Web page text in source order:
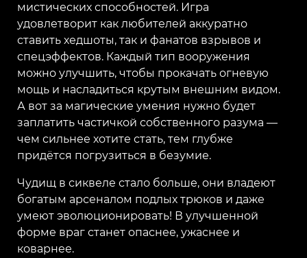
мистических способностей. Игра
удовлетворит как любителей аккуратно
ставить хедшоты, так и фанатов взрывов и
спецэффектов. Каждый тип вооружения
можно улучшить, чтобы прокачать огневую
мощь и насладиться крутым внешним видом.
А вот за магические умения нужно будет
заплатить частичкой собственного разума —
чем сильнее хотите стать, тем глубже
придётся погрузиться в безумие.
Чудищ в сиквеле стало больше, они владеют
богатым арсеналом подлых трюков и даже
умеют эволюционировать! В улучшенной
форме враг станет опаснее, ужаснее и
коварнее.